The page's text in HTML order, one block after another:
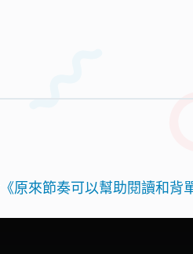
《原來節奏可以幫助閱讀和背